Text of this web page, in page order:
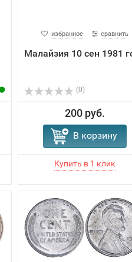
избранное сравнить
Малайзия 10 сен 1981
(0)
200 руб.
В корзину